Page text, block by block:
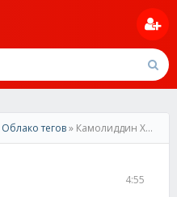
Облако тегов» Камолиддин Холиков
4:55